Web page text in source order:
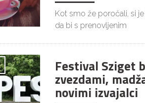
Kot smo že poročali, si
da bi s prenovljenim
Festival Sziget
zvezdami,
novimi izvajalci